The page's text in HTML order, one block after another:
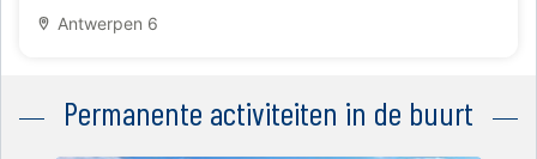
Antwerpen 6
Permanente activiteiten in de buurt